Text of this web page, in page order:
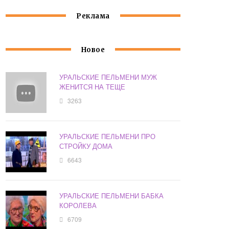
Реклама
Новое
УРАЛЬСКИЕ ПЕЛЬМЕНИ МУЖ
ЖЕНИТСЯ НА ТЕЩЕ
3263
УРАЛЬСКИЕ ПЕЛЬМЕНИ ПРО
СТРОЙКУ ДОМА
6643
УРАЛЬСКИЕ ПЕЛЬМЕНИ БАБКА
КОРОЛЕВА
6709